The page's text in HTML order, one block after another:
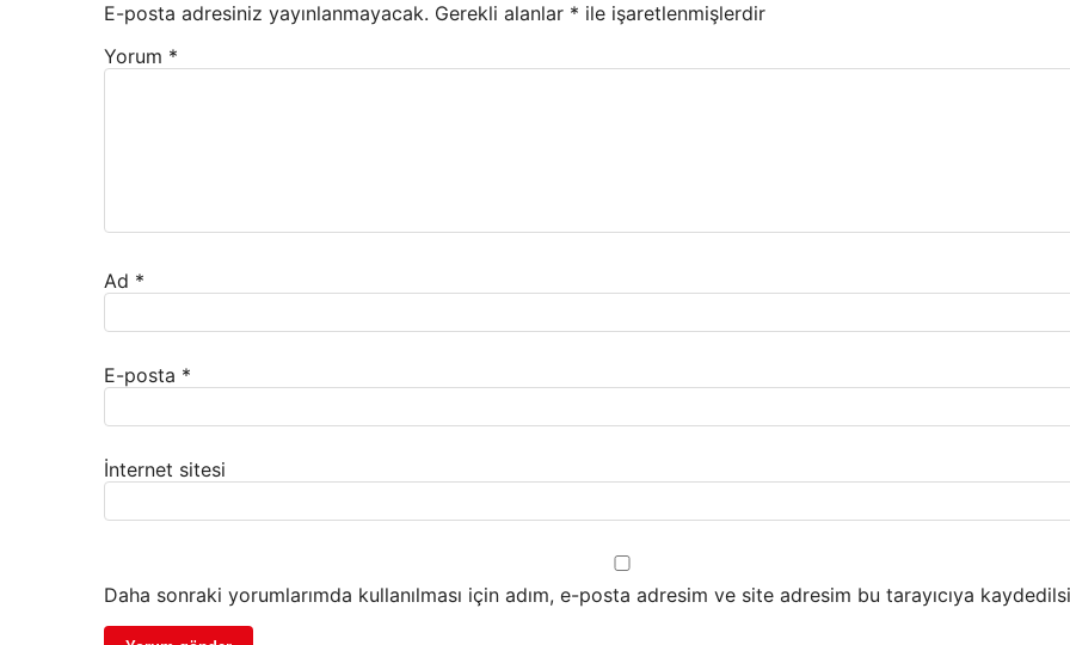
E-posta adresiniz yayınlanmayacak. Gerekli alanlar * ile işaretlenmişlerdir
Yorum *
Ad *
E-posta *
İnternet sitesi
Daha sonraki yorumlarımda kullanılması için adım, e-posta adresim ve site adresim bu tarayıcıya